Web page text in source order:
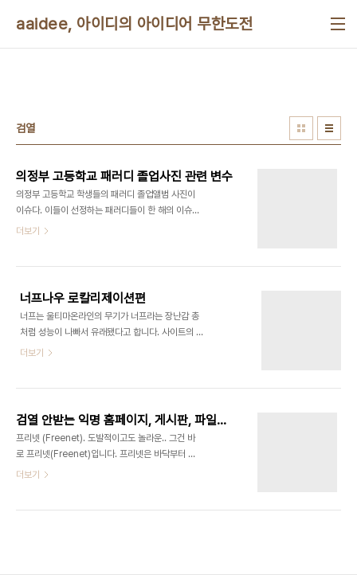
aaidee, 아이디의 아이디어 무한도전
검열
의정부 고등학교 패러디 졸업사진 관련 변수
의정부 고등학교 학생들의 패러디 졸업앨범 사진이
이슈다. 이들이 선정하는 패러디들이 한 해의 이슈를
모두 담았다는 기사를 보고 재밌어서 패러디에 관련
학교 당국 비판, 정권 비판, 친북 패러디 탄압, 일베
등 제 3자의 고발 표현의 자유: 성적 표현 억압, 학생
들이 칠판, 현수막, 대자보를 사용할 경우 억압 저작
권 침해: 패션, 아이디어 등의 저작권 침해, 초상권 침
해, 학생들간의 아이디어 표절 소수자 차별: 여성차
학교의 평균 성적, 진학률, 범죄율, 폭력빈도 등으로
더보기
너프나우 로칼리제이션편
너프는 울티마온라인의 무기가 너프라는 장난감 총
처럼 성능이 나빠서 유래됐다고 합니다. 사이트의 만
화 그림에 댓글을 달 수가 있네요. 로그인을 해야 달
이 기억이 안 나네요. 사이트에 절대 날짜가 없다는게
이상하네요. 절대 시간이 없는 것은 스크린샷을 찍을
때 찍은 시간이 나오고 재접속을 유도하기 위해서인
것 같습니다. 드루팔 말고도 국내에도 게시판 중에 상
대 시간을 쓰는 것이 있고 포털 게시판에도 오늘 글은
쓰는 드루팔을 심도있게 관찰하면 관리자, 서버소유
더보기
검열 안받는 익명 홈페이지, 게시판, 파일공유 기술-프리넷
프리넷 (Freenet). 도발적이고도 놀라운.. 그건 바
로 프리넷(Freenet)입니다. 프리넷은 바닥부터 완
전히 익명성을 담보하게, 절대 검열이 되지 않도록 설
더보기